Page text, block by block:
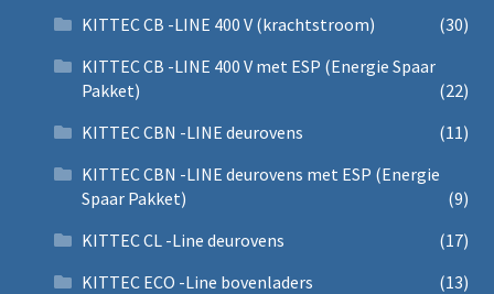
KITTEC CB -LINE 400 V (krachtstroom)
(30)
KITTEC CB -LINE 400 V met ESP (Energie Spaar
Pakket)
(22)
KITTEC CBN -LINE deurovens
(11)
KITTEC CBN -LINE deurovens met ESP (Energie
Spaar Pakket)
(9)
KITTEC CL -Line deurovens
(17)
KITTEC ECO -Line bovenladers
(13)